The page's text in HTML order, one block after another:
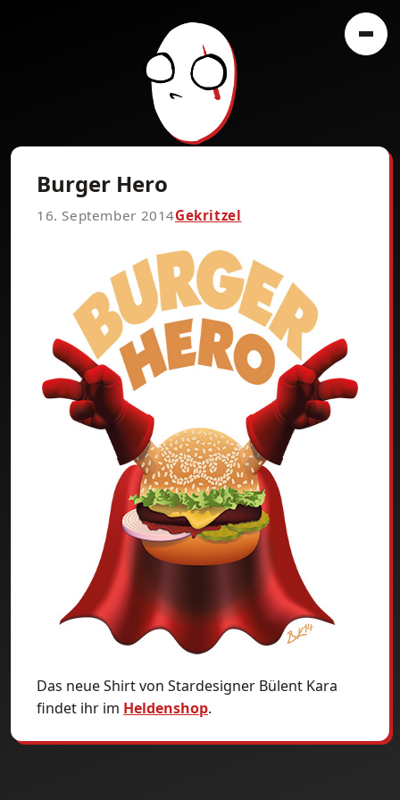
Burger Hero
16. September 2014Gekritzel
Das neue Shirt von Stardesigner Bülent Kara
findet ihr im Heldenshop.